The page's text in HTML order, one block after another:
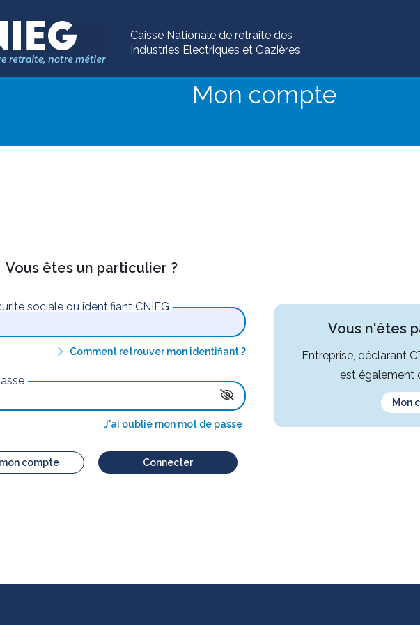
Caisse Nationale de retraite des
Industries Electriques et Gazières
Mon compte
Vous êtes un particulier ?
sociale ou identifiant CNIEG
Comment retrouver mon identifiant ?
J'ai oublié mon mot de passe
compte Connecter
Vous n'êtes
Entreprise, déclarant
est également
Mon